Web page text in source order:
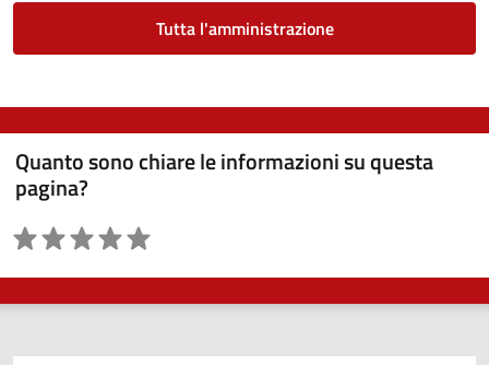
Tutta l'amministrazione
Quanto sono chiare le informazioni su questa
pagina?
Valutazione